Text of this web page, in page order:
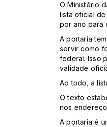
O Ministério
lista oficial
por ano para
A portaria
servir como
federal. Isso
validade
Ao todo, a
O texto
nos
A portaria é